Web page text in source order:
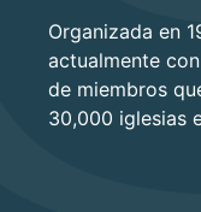
Organizada en
actualmente
de miembros
30,000 iglesias